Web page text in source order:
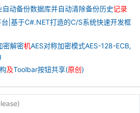
自动备份数据库并自动清除备份历史记录
台|基于C#.NET打造的C/S系统快速开发框
密解密机AES对称加密模式AES-128-ECB,
及Toolbar按钮共享(原创)